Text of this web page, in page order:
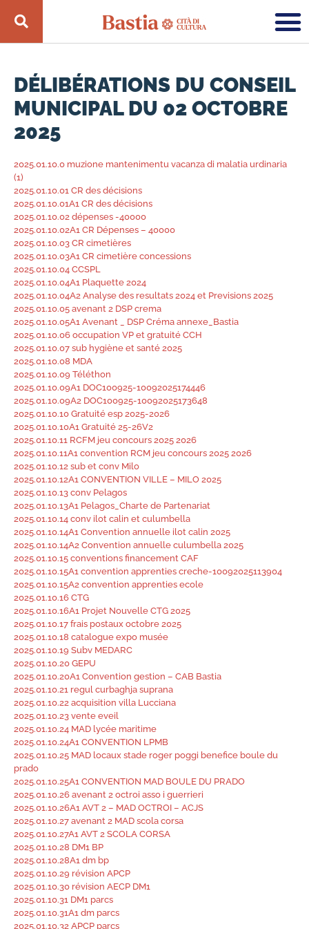
DÉLIBÉRATIONS DU CONSEIL
MUNICIPAL DU 02 OCTOBRE
2025
2025.01.10.0 muzione mantenimentu vacanza di malatia urdinaria
(1)
2025.01.10.01 CR des décisions
2025.01.10.01A1 CR des décisions
2025.01.10.02 dépenses -40000
2025.01.10.02A1 CR Dépenses – 40000
2025.01.10.03 CR cimetières
2025.01.10.03A1 CR cimetière concessions
2025.01.10.04 CCSPL
2025.01.10.04A1 Plaquette 2024
2025.01.10.04A2 Analyse des resultats 2024 et Previsions 2025
2025.01.10.05 avenant 2 DSP crema
2025.01.10.05A1 Avenant _ DSP Créma annexe_Bastia
2025.01.10.06 occupation VP et gratuité CCH
2025.01.10.07 sub hygiène et santé 2025
2025.01.10.08 MDA
2025.01.10.09 Téléthon
2025.01.10.09A1 DOC100925-10092025174446
2025.01.10.09A2 DOC100925-10092025173648
2025.01.10.10 Gratuité esp 2025-2026
2025.01.10.10A1 Gratuité 25-26V2
2025.01.10.11 RCFM jeu concours 2025 2026
2025.01.10.11A1 convention RCM jeu concours 2025 2026
2025.01.10.12 sub et conv Milo
2025.01.10.12A1 CONVENTION VILLE – MILO 2025
2025.01.10.13 conv Pelagos
2025.01.10.13A1 Pelagos_Charte de Partenariat
2025.01.10.14 conv ilot calin et culumbella
2025.01.10.14A1 Convention annuelle ilot calin 2025
2025.01.10.14A2 Convention annuelle culumbella 2025
2025.01.10.15 conventions financement CAF
2025.01.10.15A1 convention apprenties creche-10092025113904
2025.01.10.15A2 convention apprenties ecole
2025.01.10.16 CTG
2025.01.10.16A1 Projet Nouvelle CTG 2025
2025.01.10.17 frais postaux octobre 2025
2025.01.10.18 catalogue expo musée
2025.01.10.19 Subv MEDARC
2025.01.10.20 GEPU
2025.01.10.20A1 Convention gestion – CAB Bastia
2025.01.10.21 regul curbaghja suprana
2025.01.10.22 acquisition villa Lucciana
2025.01.10.23 vente eveil
2025.01.10.24 MAD lycée maritime
2025.01.10.24A1 CONVENTION LPMB
2025.01.10.25 MAD locaux stade roger poggi benefice boule du
prado
2025.01.10.25A1 CONVENTION MAD BOULE DU PRADO
2025.01.10.26 avenant 2 octroi asso i guerrieri
2025.01.10.26A1 AVT 2 – MAD OCTROI – ACJS
2025.01.10.27 avenant 2 MAD scola corsa
2025.01.10.27A1 AVT 2 SCOLA CORSA
2025.01.10.28 DM1 BP
2025.01.10.28A1 dm bp
2025.01.10.29 révision APCP
2025.01.10.30 révision AECP DM1
2025.01.10.31 DM1 parcs
2025.01.10.31A1 dm parcs
2025.01.10.32 APCP parcs